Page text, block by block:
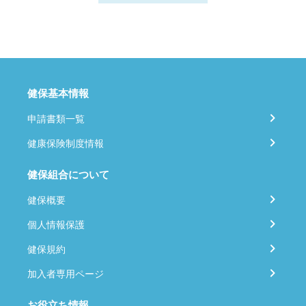
健保基本情報
申請書類一覧
健康保険制度情報
健保組合について
健保概要
個人情報保護
健保規約
加入者専用ページ